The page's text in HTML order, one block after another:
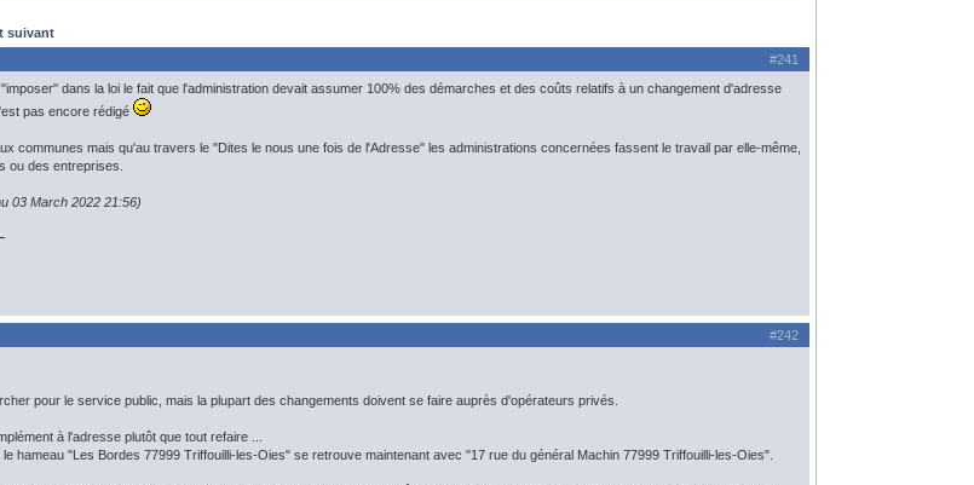
suivant
#241
dans la loi le fait que l'administration devait assumer 100% des démarches et des coûts relatifs à un changement d'adresse
pas encore rédigé
communes mais qu'au travers le "Dites le nous une fois de l'Adresse" les administrations concernées fassent le travail par elle-même,
ou des entreprises.
03 March 2022 21:56)
#242
pour le service public, mais la plupart des changements doivent se faire auprès d'opérateurs privés.
à l'adresse plutôt que tout refaire ...
hameau "Les Bordes 77999 Triffouilli-les-Oies" se retrouve maintenant avec "17 rue du général Machin 77999 Triffouilli-les-Oies".